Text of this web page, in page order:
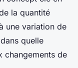
la quantité
une variation de
quelle
changements de